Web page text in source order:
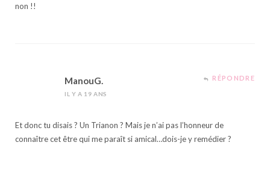
non !!
ManouG.
IL Y A 19 ANS
RÉPONDRE
Et donc tu disais ? Un Trianon ? Mais je n’ai pas l’honneur de
connaître cet être qui me paraît si amical…dois-je y remédier ?